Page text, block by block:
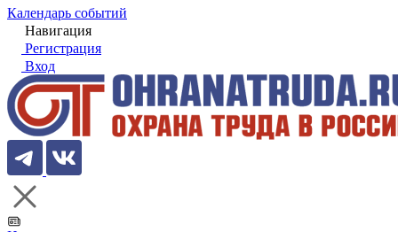
Календарь событий
Навигация
Регистрация
Вход